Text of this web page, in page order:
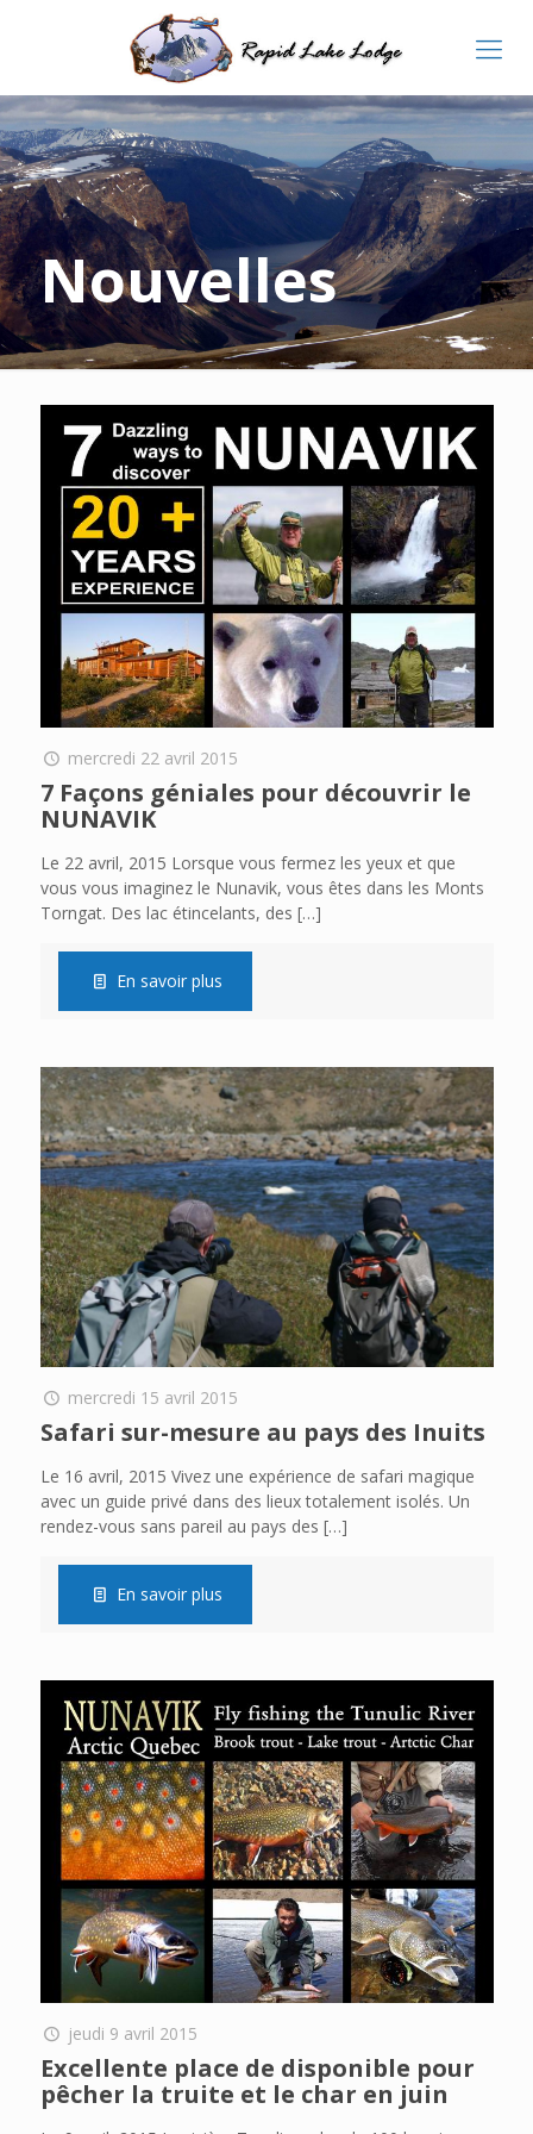
Nouvelles
mercredi 22 avril 2015
7 Façons géniales pour découvrir le
NUNAVIK
Le 22 avril, 2015 Lorsque vous fermez les yeux et que
vous vous imaginez le Nunavik, vous êtes dans les Monts
Torngat. Des lac étincelants, des […]
En savoir plus
mercredi 15 avril 2015
Safari sur-mesure au pays des Inuits
Le 16 avril, 2015 Vivez une expérience de safari magique
avec un guide privé dans des lieux totalement isolés. Un
rendez-vous sans pareil au pays des […]
En savoir plus
jeudi 9 avril 2015
Excellente place de disponible pour
pêcher la truite et le char en juin